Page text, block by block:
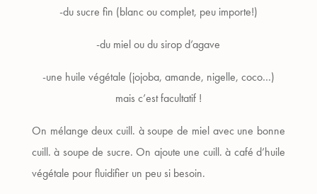
-du sucre fin (blanc ou complet, peu importe!)
-du miel ou du sirop d’agave
-une huile végétale (jojoba, amande, nigelle, coco…)
mais c’est facultatif !
On mélange deux cuill. à soupe de miel avec une bonne
cuill. à soupe de sucre. On ajoute une cuill. à café d’huile
végétale pour fluidifier un peu si besoin.